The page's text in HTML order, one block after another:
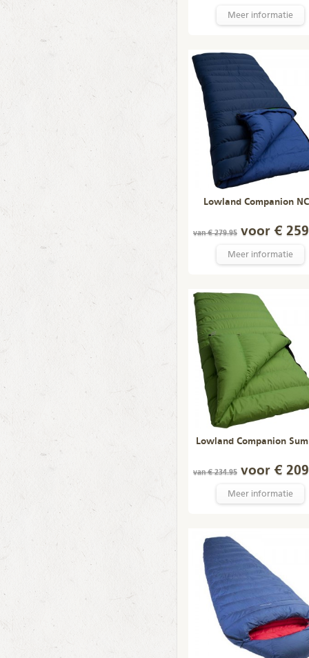
Meer informatie
Lowland Companion
van € 279.95 voor €
Meer informatie
Lowland Companion
van € 234.95 voor €
Meer informatie